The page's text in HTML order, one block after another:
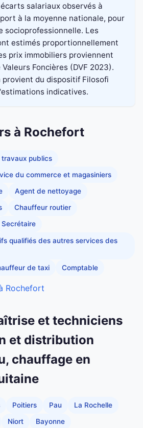
salariaux observés à
à la moyenne nationale, pour
socioprofessionnelle. Les
estimés proportionnellement
prix immobiliers proviennent
Foncières (DVF 2023).
provient du dispositif Filosofi
indicatives.
à Rochefort
publics
du commerce et magasiniers
Agent de nettoyage
Chauffeur routier
Secrétaire
qualifiés des autres services des
de taxi Comptable
Rochefort
et techniciens
et distribution
chauffage en
Poitiers Pau La Rochelle
Niort Bayonne